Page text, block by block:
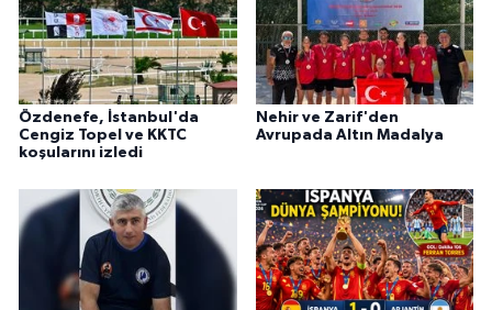
Özdenefe, İstanbul'da
Cengiz Topel ve KKTC
koşularını izledi
Nehir ve Zarif'den
Avrupada Altın Madalya